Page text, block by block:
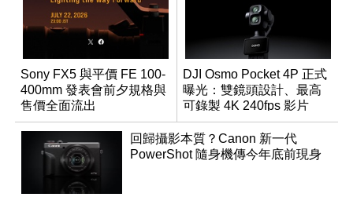
Sony FX5 與平價 FE 100-
400mm 發表會前夕規格與
售價全面流出
DJI Osmo Pocket 4P 正式
曝光：雙鏡頭設計、最高
可錄製 4K 240fps 影片
回歸攝影本質？Canon 新一代
PowerShot 隨身機傳今年底前現身